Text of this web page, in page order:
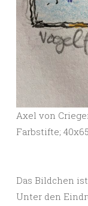
Axel von
Farbstifte;
Das Bildchen
Unter den